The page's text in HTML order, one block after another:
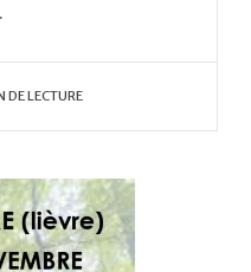
DE LECTURE